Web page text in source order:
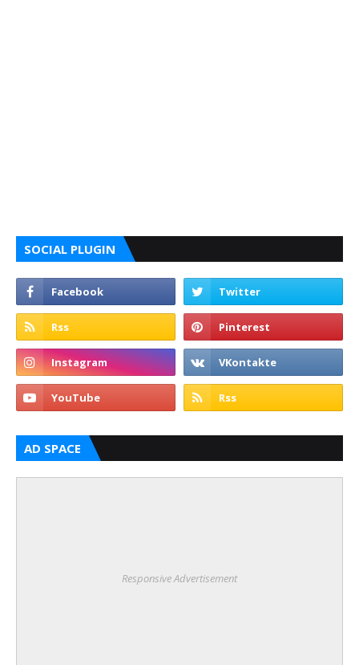
SOCIAL PLUGIN
AD SPACE
Responsive Advertisement